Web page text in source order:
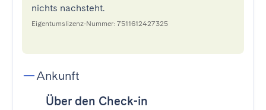
nichts nachsteht.
Eigentumslizenz-Nummer: 7511612427325
Ankunft
Über den Check-in